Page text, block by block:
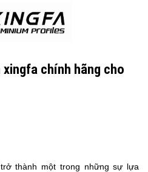
chính hãng cho
thành một trong những sự lựa